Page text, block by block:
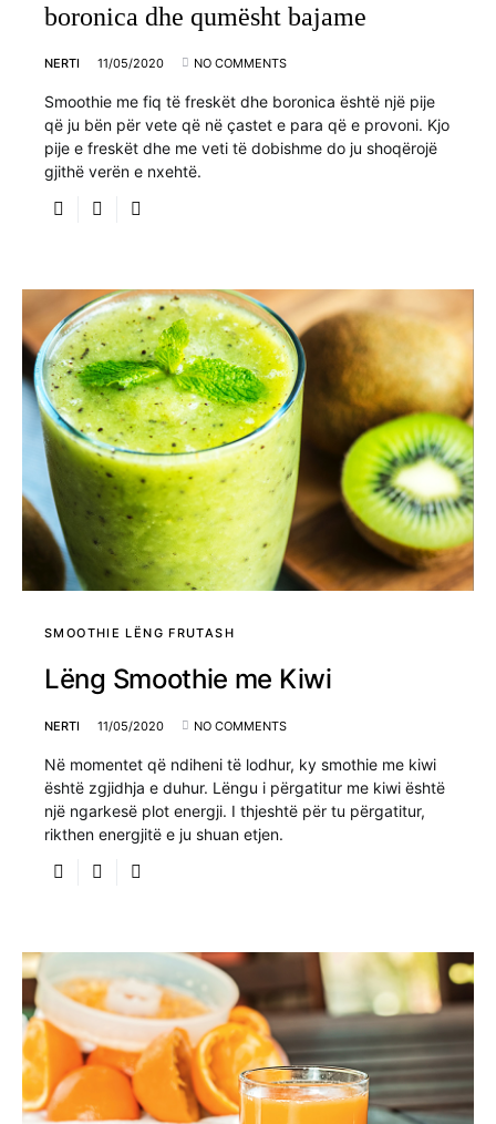
boronica dhe qumësht bajame
NERTI 11/05/2020 NO COMMENTS
Smoothie me fiq të freskët dhe boronica është një pije
që ju bën për vete që në çastet e para që e provoni. Kjo
pije e freskët dhe me veti të dobishme do ju shoqërojë
gjithë verën e nxehtë.
SMOOTHIE LËNG FRUTASH
Lëng Smoothie me Kiwi
NERTI 11/05/2020 NO COMMENTS
Në momentet që ndiheni të lodhur, ky smothie me kiwi
është zgjidhja e duhur. Lëngu i përgatitur me kiwi është
një ngarkesë plot energji. I thjeshtë për tu përgatitur,
rikthen energjitë e ju shuan etjen.